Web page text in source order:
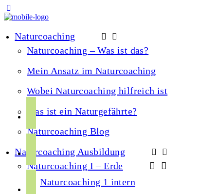
Naturcoaching
Naturcoaching – Was ist das?
Mein Ansatz im Naturcoaching
Wobei Naturcoaching hilfreich ist
Was ist ein Naturgefährte?
Naturcoaching Blog
Naturcoaching Ausbildung
Naturcoaching I – Erde
Naturcoaching 1 intern
c
b
o
n
s